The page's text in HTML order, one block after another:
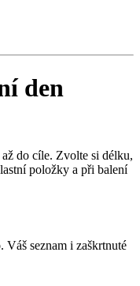
den
do cíle. Zvolte si délku,
položky a při balení
Váš seznam i zaškrtnuté